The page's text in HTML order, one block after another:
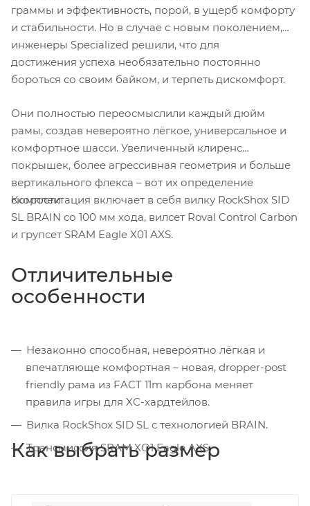
граммы и эффективность, порой, в ущерб комфорту
и стабильности. Но в случае с новым поколением,
инженеры Specialized решили, что для
достижения успеха необязательно постоянно
бороться со своим байком, и терпеть дискомфорт.
Они полностью переосмыслили каждый дюйм
рамы, создав невероятно лёгкое, универсальное и
комфортное шасси. Увеличенный клиренс
покрышек, более агрессивная геометрия и больше
вертикального флекса – вот их определение
скорости.
Комплектация включает в себя вилку RockShox SID
SL BRAIN со 100 мм хода, вилсет Roval Control Carbon
и групсет SRAM Eagle X01 AXS.
Отличительные
особенности
Незаконно способная, невероятно лёгкая и
впечатляюще комфортная – новая, dropper-post
friendly рама из FACT 11m карбона меняет
правила игры для XC-хардтейлов.
Вилка RockShox SID SL с технологией BRAIN.
Трансмиссия SRAM XO1 Eagle AXS.
Как выбрать размер